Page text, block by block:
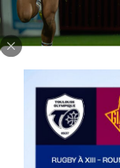
The End of Reubenn